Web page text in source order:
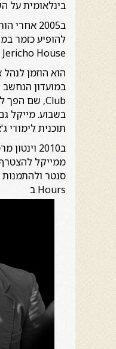
בינלאומית על
ב2005
להופיע כזמר
Jericho House בלונדון.
הוא הוזמן
בשבוע. מייקל
תוכנית לימודי
ב2010
ממייקל להצטרף
Hours ב